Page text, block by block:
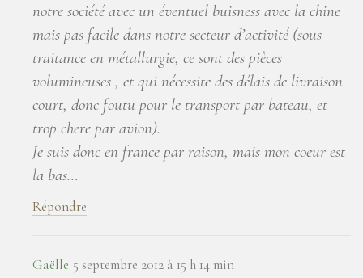
notre société avec un éventuel buisness avec la chine
mais pas facile dans notre secteur d’activité (sous
traitance en métallurgie, ce sont des pièces
volumineuses , et qui nécessite des délais de livraison
court, donc foutu pour le transport par bateau, et
trop chere par avion).
Je suis donc en france par raison, mais mon coeur est
la bas…
Répondre
Gaëlle 5 septembre 2012 à 15 h 14 min